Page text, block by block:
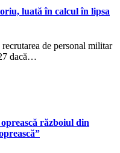
luată în calcul în lipsa
de personal militar
dacă…
războiul din